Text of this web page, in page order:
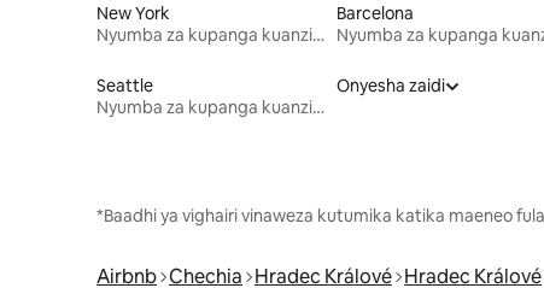
New York
Nyumba za kupanga kuanzia mwezi mmoja
Barcelona
Seattle
Nyumba za kupanga kuanzia mwezi mmoja
Onyesha zaidi
*Baadhi ya vighairi vinaweza kutumika katika maeneo
Airbnb Chechia Hradec Králové Hradec Králové